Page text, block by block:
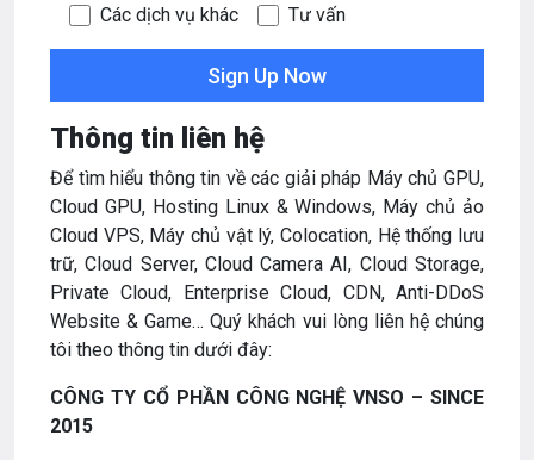
Các dịch vụ khác
Tư vấn
Thông tin liên hệ
Để tìm hiểu thông tin về các giải pháp Máy chủ GPU,
Cloud GPU, Hosting Linux & Windows, Máy chủ ảo
Cloud VPS, Máy chủ vật lý, Colocation, Hệ thống lưu
trữ, Cloud Server, Cloud Camera AI, Cloud Storage,
Private Cloud, Enterprise Cloud, CDN, Anti-DDoS
Website & Game… Quý khách vui lòng liên hệ chúng
tôi theo thông tin dưới đây:
CÔNG TY CỔ PHẦN CÔNG NGHỆ VNSO – SINCE
2015